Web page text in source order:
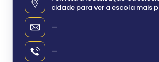
cidade para ver a escola mais
—
—